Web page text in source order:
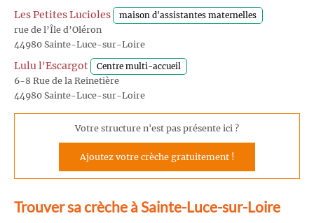
Les Petites Lucioles maison d'assistantes maternelles
rue de l’Île d’Oléron
44980 Sainte-Luce-sur-Loire
Lulu l'Escargot Centre multi-accueil
6-8 Rue de la Reinetière
44980 Sainte-Luce-sur-Loire
Votre structure n'est pas présente ici ?
Ajoutez votre crèche gratuitement !
Trouver sa crèche à Sainte-Luce-sur-Loire